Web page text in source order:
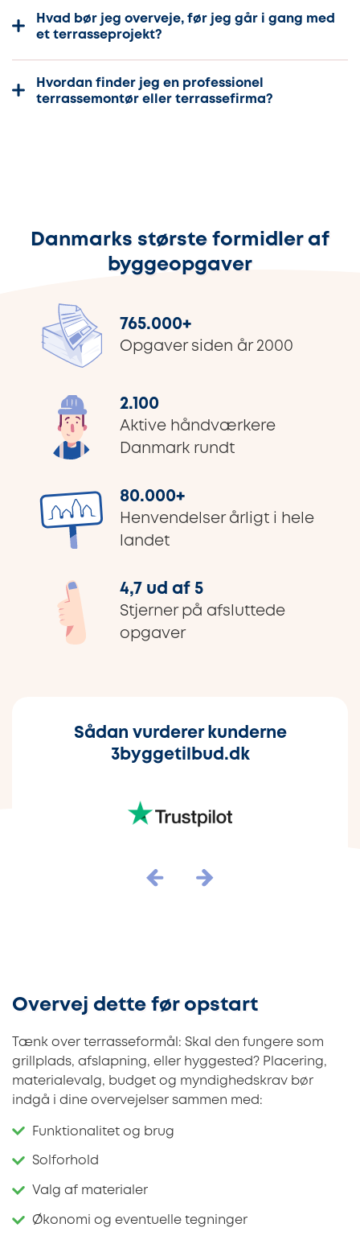
Hvad bør jeg overveje, før jeg går i gang med
et terrasseprojekt?
Hvordan finder jeg en professionel
terrassemontør eller terrassefirma?
Danmarks største formidler af
byggeopgaver
765.000+
Opgaver siden år 2000
2.100
Aktive håndværkere
Danmark rundt
80.000+
Henvendelser årligt i hele
landet
4,7 ud af 5
Stjerner på afsluttede
opgaver
Sådan vurderer kunderne
3byggetilbud.dk
Overvej dette før opstart
Tænk over terrasseformål: Skal den fungere som
grillplads, afslapning, eller hyggested? Placering,
materialevalg, budget og myndighedskrav bør
indgå i dine overvejelser sammen med:
Funktionalitet og brug
Solforhold
Valg af materialer
Økonomi og eventuelle tegninger